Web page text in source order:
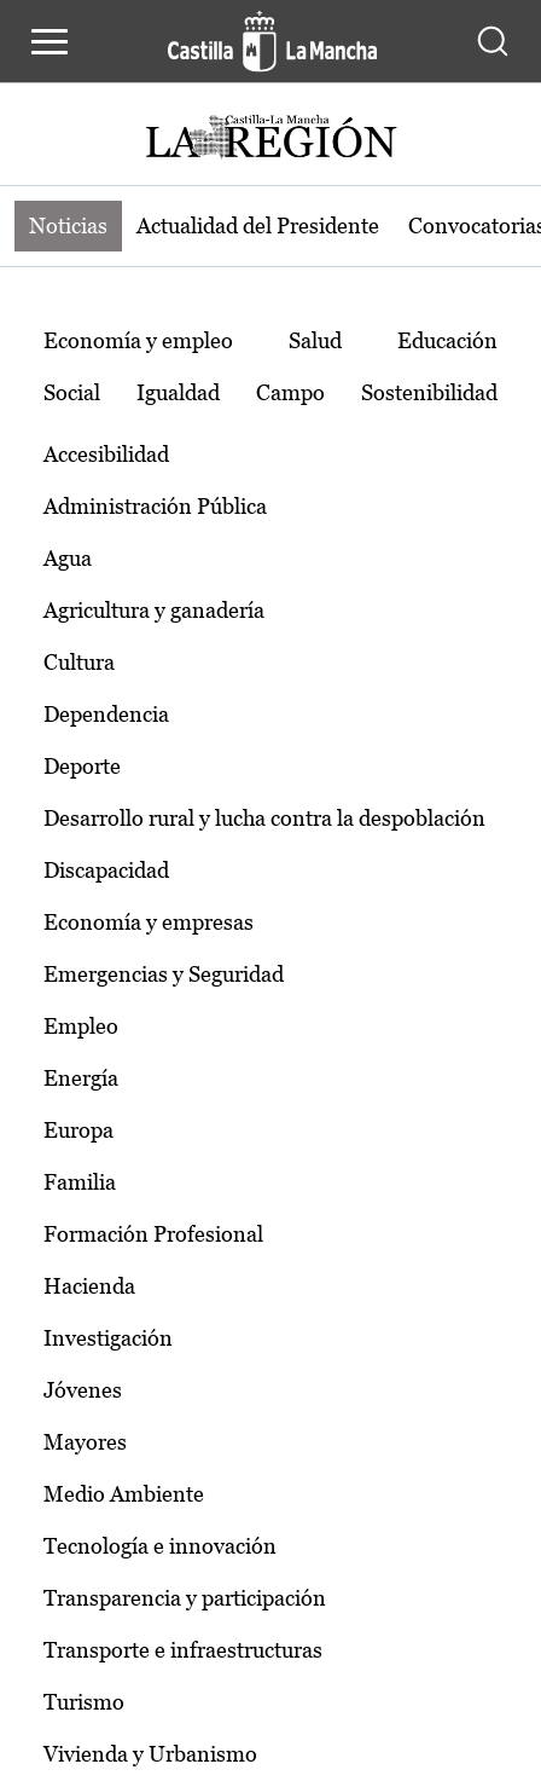
Noticias de la región de Castilla-La
Noticias Actualidad del Presidente
Temas
Economía y empleo Salud Educación
Social Igualdad Campo Sostenibilidad
Accesibilidad
Administración Pública
Agua
Agricultura y ganadería
Cultura
Dependencia
Deporte
Desarrollo rural y lucha contra la despoblación
Discapacidad
Economía y empresas
Emergencias y Seguridad
Empleo
Energía
Europa
Familia
Formación Profesional
Hacienda
Investigación
Jóvenes
Mayores
Medio Ambiente
Tecnología e innovación
Transparencia y participación
Transporte e infraestructuras
Turismo
Vivienda y Urbanismo